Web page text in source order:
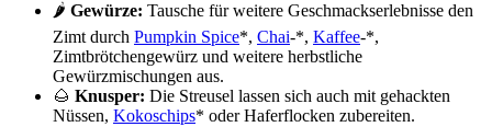
🌶️ Gewürze: Tausche für weitere Geschmackserlebnisse den
Zimt durch Pumpkin Spice*, Chai-*, Kaffee-*,
Zimtbrötchengewürz und weitere herbstliche
Gewürzmischungen aus.
🌰 Knusper: Die Streusel lassen sich auch mit gehackten
Nüssen, Kokoschips* oder Haferflocken zubereiten.